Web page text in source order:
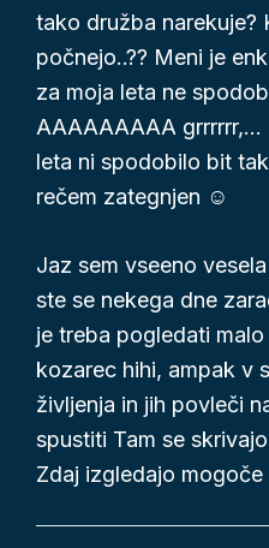
tako družba narekuje?
počnejo..?? Meni je
za moja leta ne
AAAAAAAAA grrrrrr,…
leta ni spodobilo bit
rečem zategnjen ☺
Jaz sem vseeno
ste se nekega dne
je treba pogledati
kozarec hihi, ampak v
življenja in jih povleči
spustiti Tam se
Zdaj izgledajo